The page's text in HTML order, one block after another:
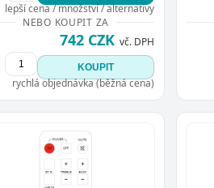
lepší cena / množství / alternativy
NEBO KOUPIT ZA
742 CZK vč. DPH
KOUPIT
rychlá objednávka (běžná cena)